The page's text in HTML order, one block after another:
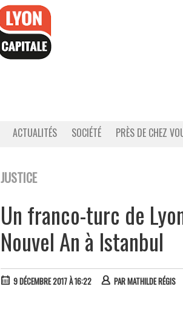
ACTUALITÉS SOCIÉTÉ PRÈS DE CHEZ
JUSTICE
Un franco-turc de
Nouvel An à Istanbul
9 DÉCEMBRE 2017 À 16:22 PARMATHILDE RÉGIS